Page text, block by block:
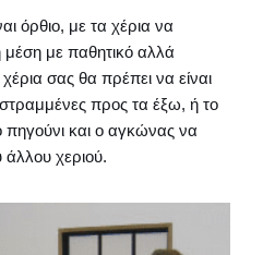
όρθιο, με τα χέρια να
με παθητικό αλλά
σας θα πρέπει να είναι
προς τα έξω, ή το
πηγούνι και ο αγκώνας να
χεριού.